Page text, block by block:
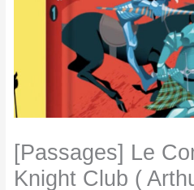
[Passages] Le
Knight Club (